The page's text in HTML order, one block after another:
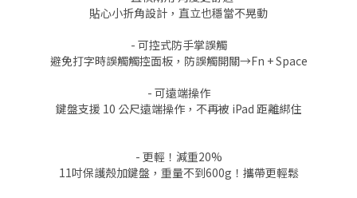
貼心小折角設計，直立也穩當不晃動
- 可控式防手掌誤觸
避免打字時誤觸觸控面板，防誤觸開關→Fn + Space
- 可遠端操作
鍵盤支援 10 公尺遠端操作，不再被 iPad 距離綁住
- 更輕！減重20%
11吋保護殼加鍵盤，重量不到600g！攜帶更輕鬆